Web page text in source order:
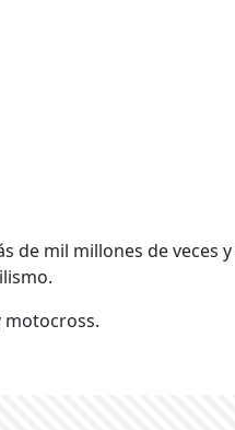
de mil millones de veces